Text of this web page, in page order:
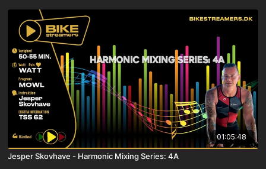
01:05:48
Jesper Skovhave - Harmonic Mixing Series: 4A